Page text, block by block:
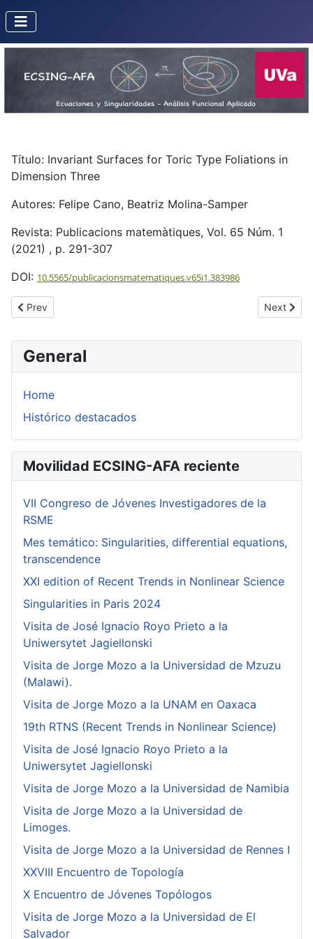
General
Home
Histórico destacados
Movilidad ECSING-AFA reciente
VII Congreso de Jóvenes Investigadores de la
RSME
Mes temático: Singularities, differential equations,
transcendence
XXI edition of Recent Trends in Nonlinear Science
Singularities in Paris 2024
Visita de José Ignacio Royo Prieto a la
Uniwersytet Jagiellonski
Visita de Jorge Mozo a la Universidad de Mzuzu
(Malawi).
Visita de Jorge Mozo a la UNAM en Oaxaca
19th RTNS (Recent Trends in Nonlinear Science)
Visita de José Ignacio Royo Prieto a la
Uniwersytet Jagiellonski
Visita de Jorge Mozo a la Universidad de Namibia
Visita de Jorge Mozo a la Universidad de
Limoges.
Visita de Jorge Mozo a la Universidad de Rennes I
XXVIII Encuentro de Topología
X Encuentro de Jóvenes Topólogos
Visita de Jorge Mozo a la Universidad de El
Salvador
Título: Invariant Surfaces for Toric Type Foliations in
Dimension Three
Autores: Felipe Cano, Beatriz Molina-Samper
Revista: Publicacions matemàtiques, Vol. 65 Núm. 1
(2021) , p. 291-307
DOI: 10.5565/publicacionsmatematiques.v65i1.383986
Previous article: Logarithmic Models for non-dicritical Foliations
Prev Next
Next